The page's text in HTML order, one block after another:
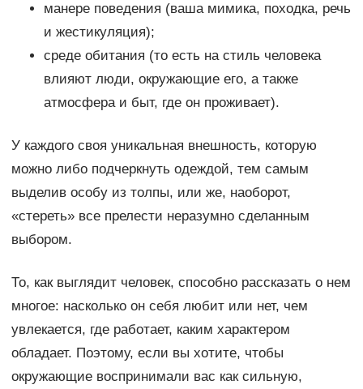
манере поведения (ваша мимика, походка, речь
и жестикуляция);
среде обитания (то есть на стиль человека
влияют люди, окружающие его, а также
атмосфера и быт, где он проживает).
У каждого своя уникальная внешность, которую
можно либо подчеркнуть одеждой, тем самым
выделив особу из толпы, или же, наоборот,
«стереть» все прелести неразумно сделанным
выбором.
То, как выглядит человек, способно рассказать о нем
многое: насколько он себя любит или нет, чем
увлекается, где работает, каким характером
обладает. Поэтому, если вы хотите, чтобы
окружающие воспринимали вас как сильную,